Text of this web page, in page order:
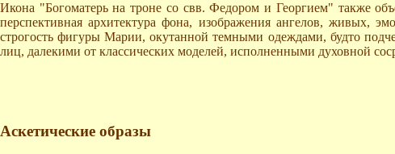
Икона "Богоматерь на троне со свв. Федором и Георгием" также
перспективная архитектура фона, изображения ангелов,
строгость фигуры Марии, окутанной темными одеждами, будто
лиц, далекими от классических моделей, исполненными духовной
Аскетические образы